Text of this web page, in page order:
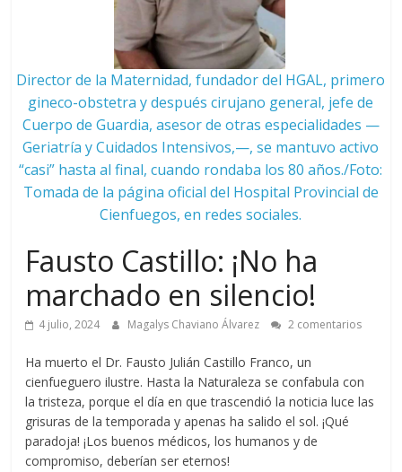
Director de la Maternidad, fundador del HGAL, primero
gineco-obstetra y después cirujano general, jefe de
Cuerpo de Guardia, asesor de otras especialidades —
Geriatría y Cuidados Intensivos,—, se mantuvo activo
“casi” hasta al final, cuando rondaba los 80 años./Foto:
Tomada de la página oficial del Hospital Provincial de
Cienfuegos, en redes sociales.
Fausto Castillo: ¡No ha
marchado en silencio!
4 julio, 2024 Magalys Chaviano Álvarez 2 comentarios
Ha muerto el Dr. Fausto Julián Castillo Franco, un
cienfueguero ilustre. Hasta la Naturaleza se confabula con
la tristeza, porque el día en que trascendió la noticia luce las
grisuras de la temporada y apenas ha salido el sol. ¡Qué
paradoja! ¡Los buenos médicos, los humanos y de
compromiso, deberían ser eternos!